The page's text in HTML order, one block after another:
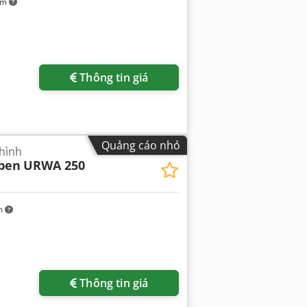
Thông tin giá
Quảng cáo nhỏ
URWA 250
Thông tin giá